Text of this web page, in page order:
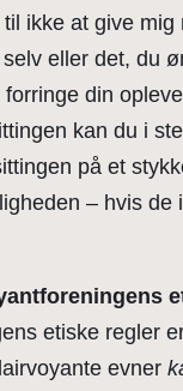
ikke at give mig
eller det, du
din
kan du i
på et
– hvis de
etiske regler
evner